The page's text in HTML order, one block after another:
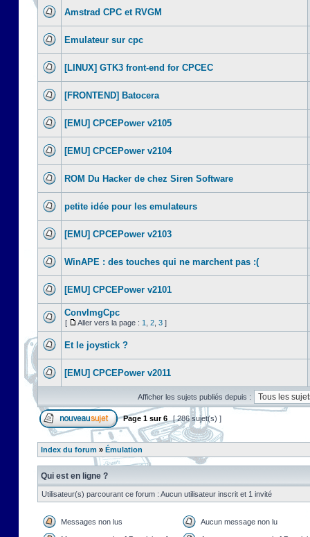
Amstrad CPC et RVGM
Emulateur sur cpc
[LINUX] GTK3 front-end for CPCEC
[FRONTEND] Batocera
[EMU] CPCEPower v2105
[EMU] CPCEPower v2104
ROM Du Hacker de chez Siren Software
petite idée pour les emulateurs
[EMU] CPCEPower v2103
WinAPE : des touches qui ne marchent pas :(
[EMU] CPCEPower v2101
ConvImgCpc
[ Aller vers la page : 1 2 3 ]
Et le joystick ?
[EMU] CPCEPower v2011
Afficher les sujets publiés depuis :
Page 1 sur6 [ 286 sujet(s) ]
Index du forum » Émulation
Qui est en ligne ?
Utilisateur(s) parcourant ce forum : Aucun utilisateur inscrit et 1 invité
Messages non lus Aucun message non lu